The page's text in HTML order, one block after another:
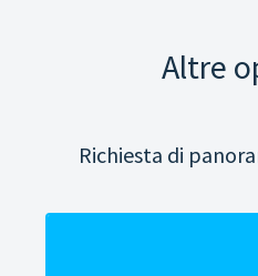
Altre
Richiesta di